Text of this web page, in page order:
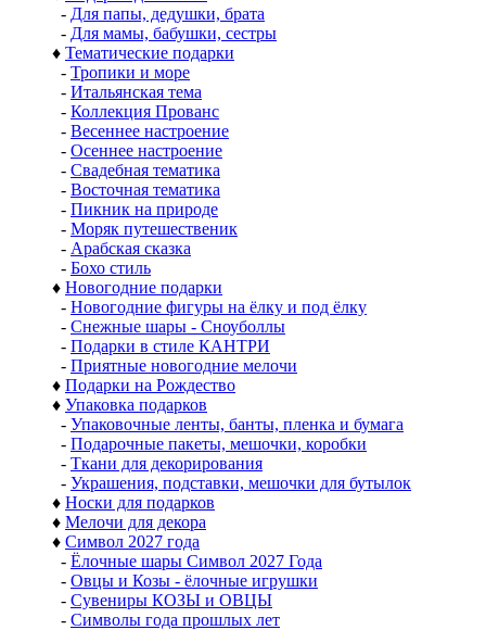
- Для папы, дедушки, брата
- Для мамы, бабушки, сестры
♦ Тематические подарки
- Тропики и море
- Итальянская тема
- Коллекция Прованс
- Весеннее настроение
- Осеннее настроение
- Свадебная тематика
- Восточная тематика
- Пикник на природе
- Моряк путешественик
- Арабская сказка
- Бохо стиль
♦ Новогодние подарки
- Новогодние фигуры на ёлку и под ёлку
- Снежные шары - Сноуболлы
- Подарки в стиле КАНТРИ
- Приятные новогодние мелочи
♦ Подарки на Рождество
♦ Упаковка подарков
- Упаковочные ленты, банты, пленка и бумага
- Подарочные пакеты, мешочки, коробки
- Ткани для декорирования
- Украшения, подставки, мешочки для бутылок
♦ Носки для подарков
♦ Мелочи для декора
♦ Символ 2027 года
- Ёлочные шары Символ 2027 Года
- Овцы и Козы - ёлочные игрушки
- Сувениры КОЗЫ и ОВЦЫ
- Символы года прошлых лет